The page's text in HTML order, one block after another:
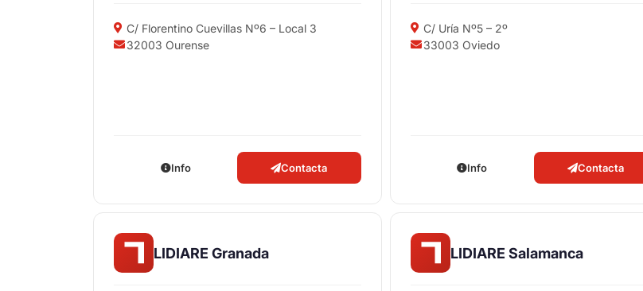
C/ Florentino Cuevillas Nº6 – Local 3
32003 Ourense
Info Contacta
C/ Uría Nº5 – 2º
33003 Oviedo
Info Contacta
LIDIARE Granada LIDIARE Salamanca